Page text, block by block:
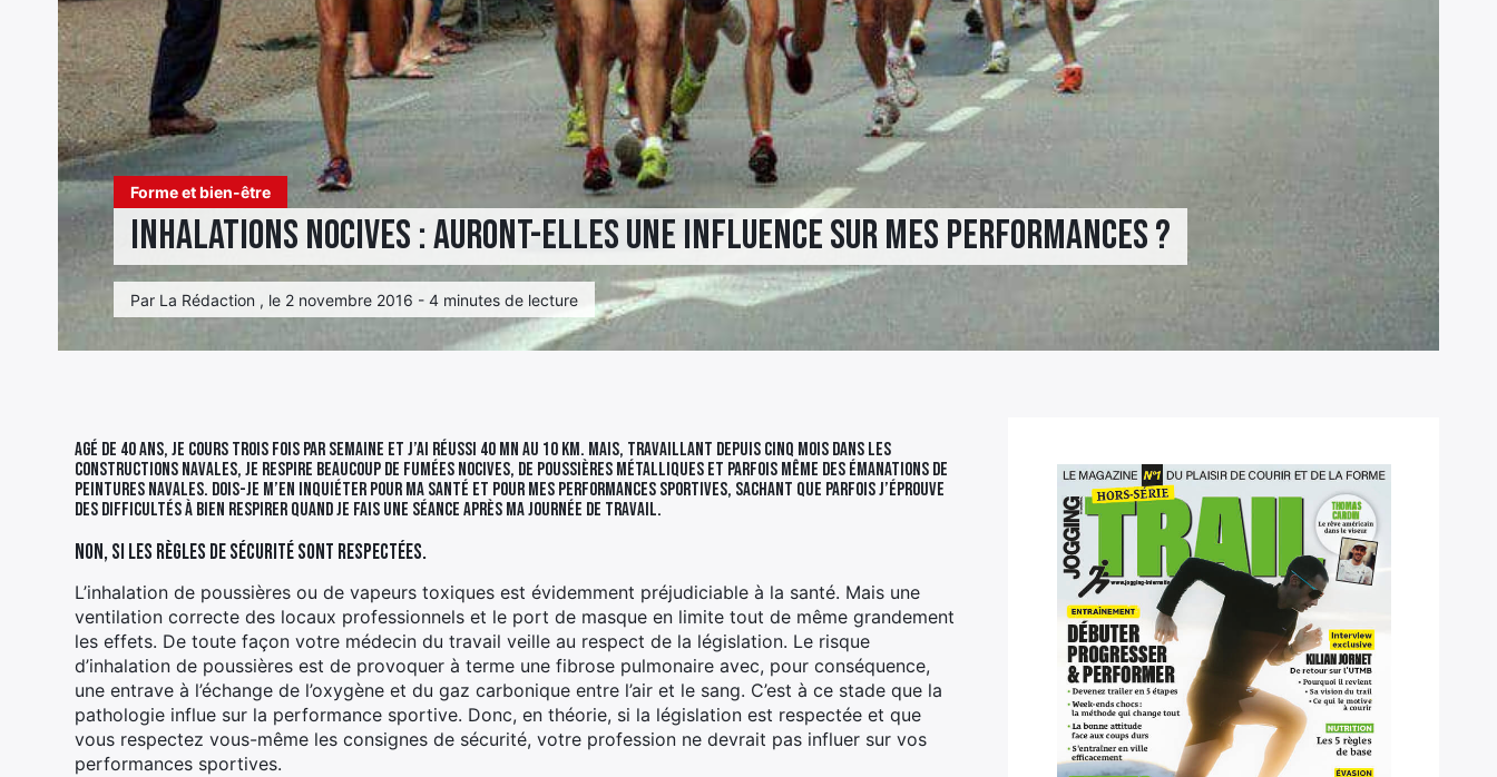
Forme et bien-être
Inhalations nocives : Auront-elles une influence sur mes performances ?
Par La Rédaction , le 2 novembre 2016 - 4 minutes de lecture
Agé de 40 ans, je cours trois fois par semaine et j’ai réussi 40 mn au 10 km. Mais, travaillant depuis cinq mois dans les
constructions navales, je respire beaucoup de fumées nocives, de poussières métalliques et parfois même des émanations de
peintures navales. Dois-je m’en inquiéter pour ma santé et pour mes performances sportives, sachant que parfois j’éprouve
des difficultés à bien respirer quand je fais une séance après ma journée de travail.
Non, si les règles de sécurité sont respectées.
L’inhalation de poussières ou de vapeurs toxiques est évidemment préjudiciable à la santé. Mais une
ventilation correcte des locaux professionnels et le port de masque en limite tout de même grandement
les effets. De toute façon votre médecin du travail veille au respect de la législation. Le risque
d’inhalation de poussières est de provoquer à terme une fibrose pulmonaire avec, pour conséquence,
une entrave à l’échange de l’oxygène et du gaz carbonique entre l’air et le sang. C’est à ce stade que la
pathologie influe sur la performance sportive. Donc, en théorie, si la législation est respectée et que
vous respectez vous-même les consignes de sécurité, votre profession ne devrait pas influer sur vos
performances sportives.